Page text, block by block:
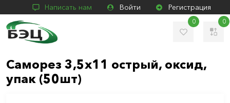
Написать нам Войти Регистрация
0 0
Саморез 3,5х11 острый, оксид,
упак (50шт)